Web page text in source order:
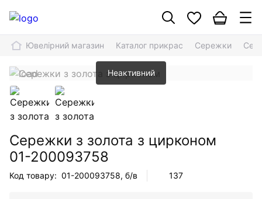
Ювелірний магазин Каталог прикрас Сережки
Неактивний
Сережки з золота з цирконом
01-200093758
Код товару: 01-200093758, б/в 137